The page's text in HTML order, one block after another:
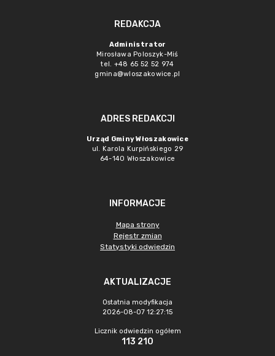
REDAKCJA
Administrator
Mirosława Poloszyk-Miś
tel. +48 65 52 52 974
gmina@wloszakowice.pl
ADRES REDAKCJI
Urząd Gminy Włoszakowice
ul. Karola Kurpińskiego 29
64-140 Włoszakowice
INFORMACJE
Mapa strony
Rejestr zmian
Statystyki odwiedzin
AKTUALIZACJE
Ostatnia modyfikacja
2026-08-07 12:27:15
Licznik odwiedzin ogółem
113 210